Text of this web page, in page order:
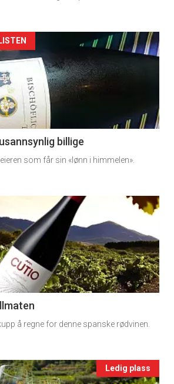
billige
som får sin «lønn i himmelen».
å regne for denne spanske rødvinen.
Ledig plass